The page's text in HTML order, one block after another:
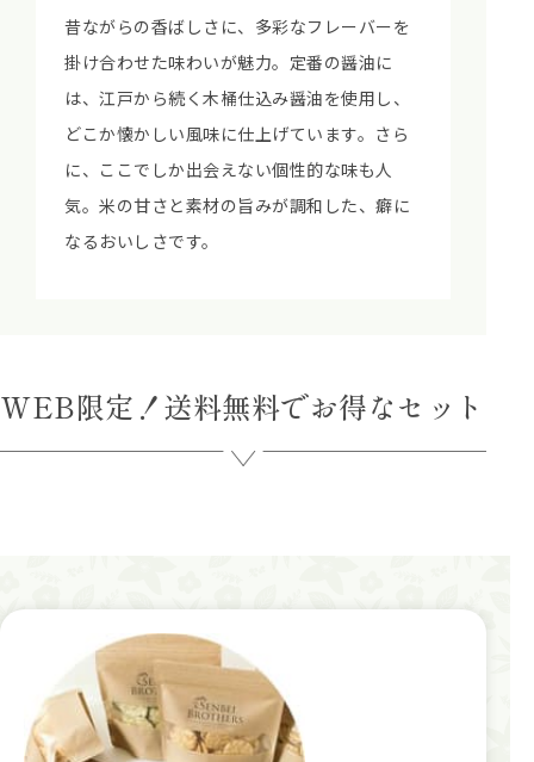
昔ながらの香ばしさに、多彩なフレーバーを
掛け合わせた味わいが魅力。定番の醤油に
は、江戸から続く木桶仕込み醤油を使用し、
どこか懐かしい風味に仕上げています。さら
に、ここでしか出会えない個性的な味も人
気。米の甘さと素材の旨みが調和した、癖に
なるおいしさです。
WEB限定！送料無料でお得なセット